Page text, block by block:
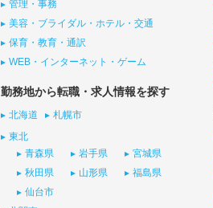
管理・事務
美容・ブライダル・ホテル・交通
保育・教育・通訳
WEB・インターネット・ゲーム
勤務地から転職・求人情報を探す
北海道
札幌市
東北
青森県
岩手県
宮城県
秋田県
山形県
福島県
仙台市